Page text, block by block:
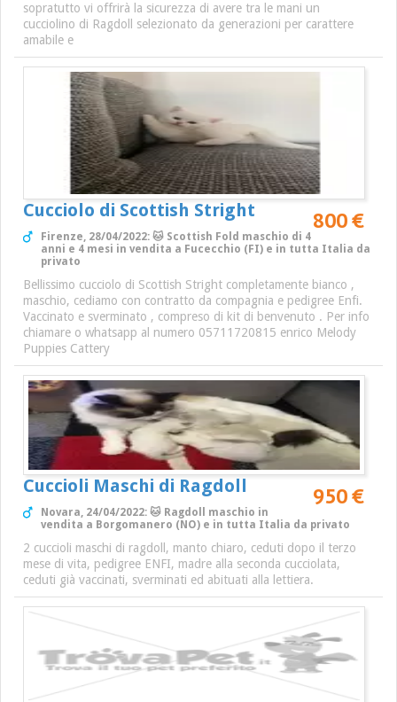
sopratutto vi offrirà la sicurezza di avere tra le mani un
cucciolino di Ragdoll selezionato da generazioni per carattere
amabile e
Cucciolo di Scottish Stright 800 €
Firenze, 28/04/2022: 🐱 Scottish Fold maschio di 4
anni e 4 mesi in vendita a Fucecchio (FI) e in tutta Italia da
privato
Bellissimo cucciolo di Scottish Stright completamente bianco ,
maschio, cediamo con contratto da compagnia e pedigree Enfi.
Vaccinato e sverminato , compreso di kit di benvenuto . Per info
chiamare o whatsapp al numero 05711720815 enrico Melody
Puppies Cattery
Cuccioli Maschi di Ragdoll 950 €
Novara, 24/04/2022: 🐱 Ragdoll maschio in
vendita a Borgomanero (NO) e in tutta Italia da privato
2 cuccioli maschi di ragdoll, manto chiaro, ceduti dopo il terzo
mese di vita, pedigree ENFI, madre alla seconda cucciolata,
ceduti già vaccinati, sverminati ed abituati alla lettiera.